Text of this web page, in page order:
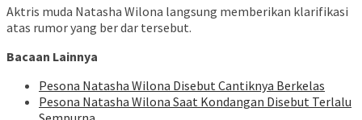
Aktris muda Natasha Wilona langsung memberikan klarifikasi
atas rumor yang ber dar tersebut.
Bacaan Lainnya
Pesona Natasha Wilona Disebut Cantiknya Berkelas
Pesona Natasha Wilona Saat Kondangan Disebut Terlalu